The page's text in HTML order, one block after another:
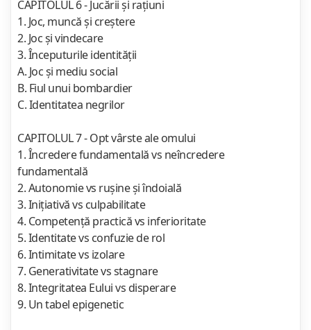
CAPITOLUL 6 - Jucării şi raţiuni
1. Joc, muncă şi creştere
2. Joc şi vindecare
3. Începuturile identităţii
A. Joc şi mediu social
B. Fiul unui bombardier
C. Identitatea negrilor
CAPITOLUL 7 - Opt vârste ale omului
1. Încredere fundamentală vs neîncredere
fundamentală
2. Autonomie vs ruşine şi îndoială
3. Iniţiativă vs culpabilitate
4. Competenţă practică vs inferioritate
5. Identitate vs confuzie de rol
6. Intimitate vs izolare
7. Generativitate vs stagnare
8. Integritatea Eului vs disperare
9. Un tabel epigenetic